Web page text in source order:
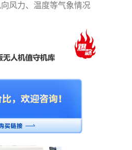
风力、温度等气象情况